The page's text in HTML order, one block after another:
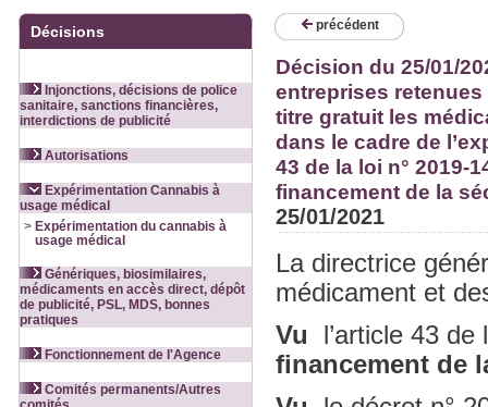
Décisions
Injonctions, décisions de police
sanitaire, sanctions financières,
interdictions de publicité
Autorisations
Expérimentation Cannabis à
usage médical
> Expérimentation du cannabis à
usage médical
Génériques, biosimilaires,
médicaments en accès direct, dépôt
de publicité, PSL, MDS, bonnes
pratiques
Fonctionnement de l'Agence
Comités permanents/Autres
précédent
Décision du 25/01/
entreprises
titre gratuit les
dans le cadre de
43 de la loi n° 2019-
financement de la
25/01/2021
La directrice
médicament et
Vu l’article 43
financement de